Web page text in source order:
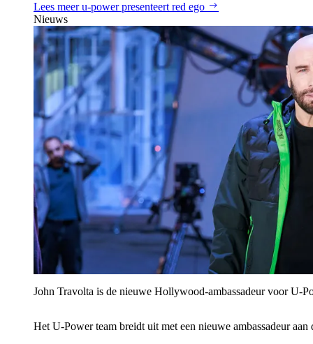
Lees meeru‑power presenteert red ego
Nieuws
John Travolta is de nieuwe Hollywood-ambassadeur voor
Het U‑Power team breidt uit met een nieuwe ambassadeur